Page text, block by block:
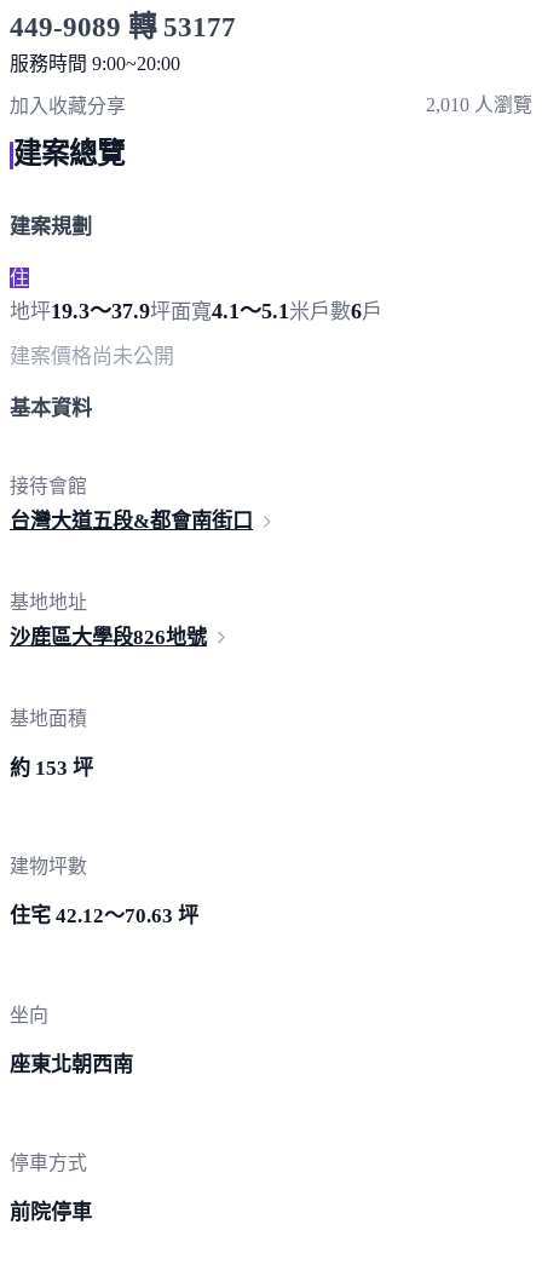
449-9089 轉 53177
服務時間 9:00~20:00
加入收藏分享 2,010 人瀏覽
建案總覽
建案規劃
住
地坪19.3～37.9坪面寬4.1～5.1 米戶數6戶
建案價格尚未公開
基本資料
接待會館
台灣大道五段&都會南街口
基地地址
沙鹿區大學段826地號
基地面積
約 153 坪
建物坪數
住宅 42.12～70.63 坪
坐向
座東北朝西南
停車方式
前院停車